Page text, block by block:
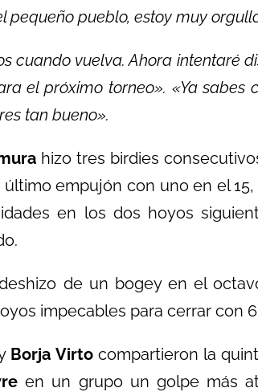
pequeño pueblo, estoy muy
cuando vuelva. Ahora intentaré
el próximo torneo». «Ya sabes
tan bueno».
hizo tres birdies
empujón con uno en el
en los dos hoyos
de un bogey en el
impecables para cerrar con
Borja Virtocompartieron la
en un grupo un golpe más